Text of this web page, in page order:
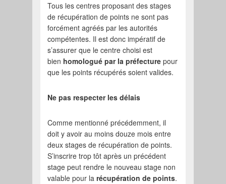
Tous les centres proposant des stages
de récupération de points ne sont pas
forcément agréés par les autorités
compétentes. Il est donc impératif de
s’assurer que le centre choisi est
bien homologué par la préfecturepour
que les points récupérés soient valides.
Ne pas respecter les délais
Comme mentionné précédemment, il
doit y avoir au moins douze mois entre
deux stages de récupération de points.
S’inscrire trop tôt après un précédent
stage peut rendre le nouveau stage non
valable pour larécupération de points.